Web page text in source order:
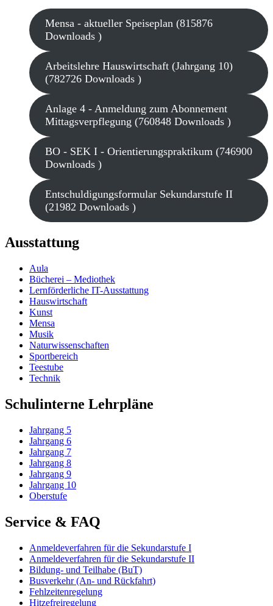
Mensa - aktueller Speiseplan (815876
Downloads )
Arbeitslehre Hauswirtschaft (Jahrgang 10)
(782726 Downloads )
Anlage 4 - Anmeldung zum Abonnement
Mittagsverpflegung (760848 Downloads )
BO - SEK I - Orientierungspraktikum (746900
Downloads )
Entschuldigungsformular Sekundarstufe II
(21982 Downloads )
Ausstattung
Aula
Bücherei – Mediothek
Lernförderliche IT-Ausstattung
Hauswirtschaft
Kunst
Mensa
Musik
Naturwissenschaften
Sportbereich
Teestube
Technik
Schulinterne Lehrpläne
Jahrgang 5
Jahrgang 6
Jahrgang 7
Jahrgang 8
Jahrgang 9
Jahrgang 10
Oberstufe
Service & FAQ
Anmeldeverfahren für die Sekundarstufe I
Anmeldeverfahren für die Sekundarstufe II
Bildung- und Teilhabe (BuT)
Busverkehr (An- und Rückfahrt)
Fehlzeitenregelung
Hitzefreiregelung